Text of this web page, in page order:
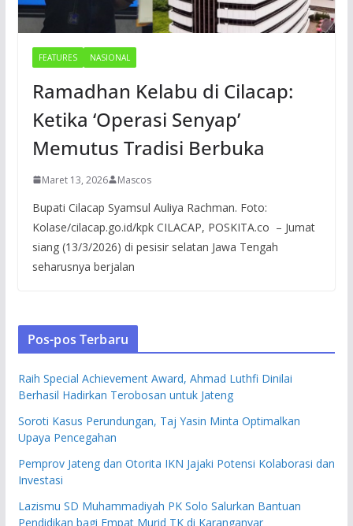
FEATURES NASIONAL
Ramadhan Kelabu di Cilacap:
Ketika ‘Operasi Senyap’
Memutus Tradisi Berbuka
Maret 13, 2026 Mascos
Bupati Cilacap Syamsul Auliya Rachman. Foto:
Kolase/cilacap.go.id/kpk CILACAP, POSKITA.co – Jumat
siang (13/3/2026) di pesisir selatan Jawa Tengah
seharusnya berjalan
Pos-pos Terbaru
Raih Special Achievement Award, Ahmad Luthfi Dinilai
Berhasil Hadirkan Terobosan untuk Jateng
Soroti Kasus Perundungan, Taj Yasin Minta Optimalkan
Upaya Pencegahan
Pemprov Jateng dan Otorita IKN Jajaki Potensi Kolaborasi dan
Investasi
Lazismu SD Muhammadiyah PK Solo Salurkan Bantuan
Pendidikan bagi Empat Murid TK di Karanganyar